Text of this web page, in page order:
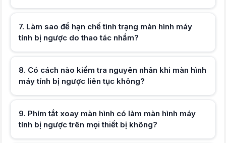
Nếu màn hình máy tính bị ngược
Khi màn hình máy tính bị ngược,
Vì sao xoay màn hình Windows
Xoay màn hình Windows không
Màn hình máy tính bị ngược có
Màn hình máy tính bị ngược chỉ
Sự khác nhau giữa màn hình máy
Màn hình máy tính bị ngược do
Để hạn chế màn hình máy tính bị
Có cách nào kiểm tra nguyên
Khi màn hình máy tính bị ngược
Phím tắt xoay màn hình có làm
Phím tắt xoay màn hình không
Hữu ích (0 )
Hữu ích (0 )
7. Làm sao để hạn chế tình trạng màn hình máy
tính bị ngược do thao tác nhầm?
Hữu ích (0)
8. Có cách nào kiểm tra nguyên nhân khi màn hình
máy tính bị ngược liên tục không?
9. Phím tắt xoay màn hình có làm màn hình máy
tính bị ngược trên mọi thiết bị không?